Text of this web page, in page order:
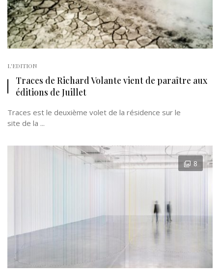
L'EDITION
Traces de Richard Volante vient de paraître aux
éditions de Juillet
Traces est le deuxième volet de la résidence sur le
site de la ...
8